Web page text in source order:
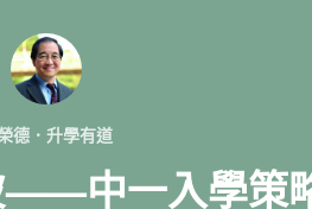
德．升學有道
——中一入學策